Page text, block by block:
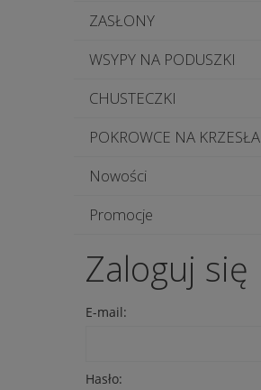
ZASŁONY
WSYPY NA PODUSZKI
CHUSTECZKI
POKROWCE NA KRZESŁA
Nowości
Promocje
Zaloguj się
E-mail:
Hasło: